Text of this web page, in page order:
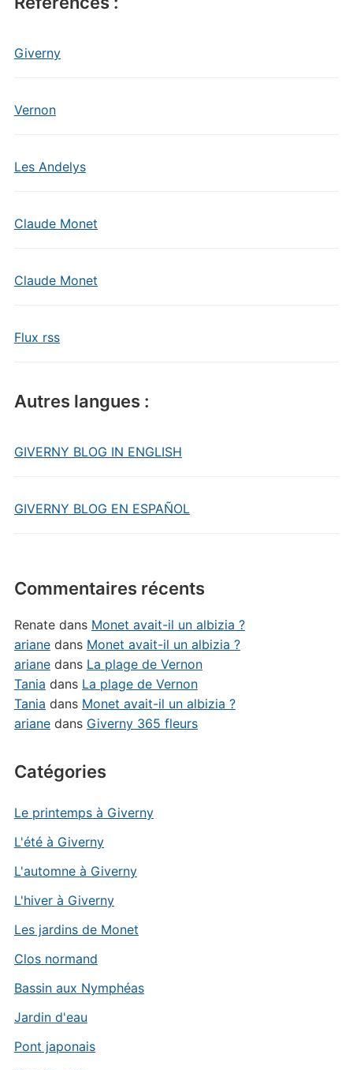
Giverny
Vernon
Les Andelys
Claude Monet
Claude Monet
Flux rss
Autres langues :
GIVERNY BLOG IN ENGLISH
GIVERNY BLOG EN ESPAÑOL
Commentaires récents
Renatedans Monet avait-il un albizia ?
arianedans Monet avait-il un albizia ?
arianedans La plage de Vernon
Tania dans La plage de Vernon
Tania dans Monet avait-il un albizia ?
arianedans Giverny 365 fleurs
Catégories
Le printemps à Giverny
L'été à Giverny
L'automne à Giverny
L'hiver à Giverny
Les jardins de Monet
Clos normand
Bassin aux Nymphéas
Jardin d'eau
Pont japonais